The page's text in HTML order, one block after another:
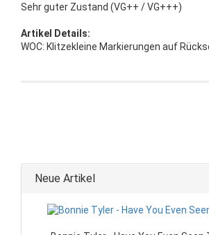
Sehr guter Zustand (VG++ / VG+++)
Artikel Details:
WOC: Klitzekleine Markierungen auf
Neue Artikel